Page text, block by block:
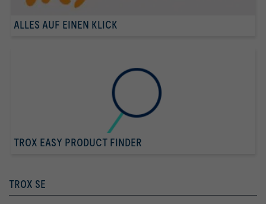
ALLES AUF EINEN KLICK
TROX EASY PRODUCT FINDER
TROX SE